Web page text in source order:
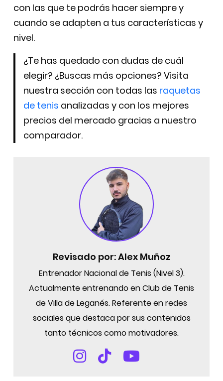
con las que te podrás hacer siempre y
cuando se adapten a tus características y
nivel.
¿Te has quedado con dudas de cuál
elegir? ¿Buscas más opciones? Visita
nuestra sección con todas las raquetas
de tenis analizadas y con los mejores
precios del mercado gracias a nuestro
comparador.
Revisado por:Alex Muñoz
Entrenador Nacional de Tenis (Nivel 3).
Actualmente entrenando en Club de Tenis
de Villa de Leganés. Referente en redes
sociales que destaca por sus contenidos
tanto técnicos como motivadores.